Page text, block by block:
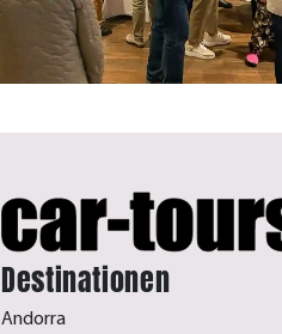
Destinationen
Andorra